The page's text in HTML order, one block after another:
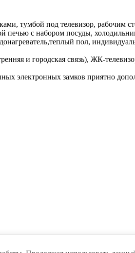
тумбой под телевизор, рабочим
печью с набором посуды,
пол,
и городская связь), ЖК-
электронных замков приятно